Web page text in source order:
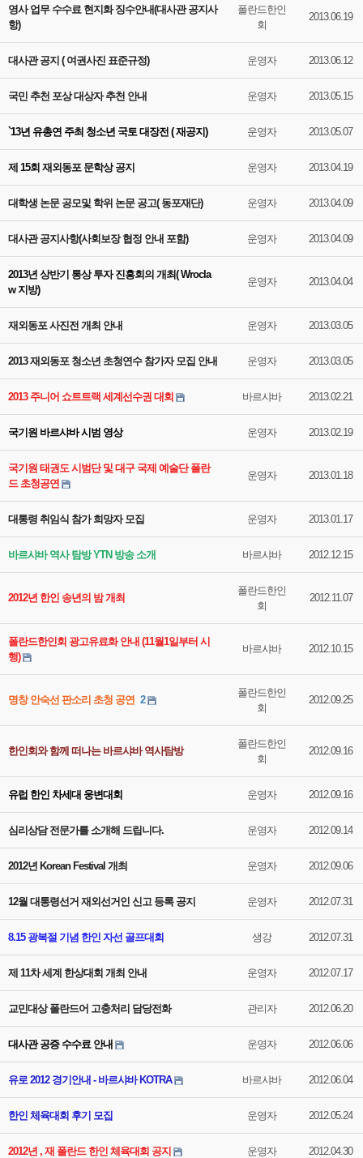
영사 업무 수수료 현지화 징수안내(대사관 공지사
항)
폴란드한인
회
2013.06.19
대사관 공지 ( 여권사진 표준규정) 운영자 2013.06.12
국민 추천 포상 대상자 추천 안내 운영자 2013.05.15
`13년 유총연 주최 청소년 국토 대장전 ( 재공지) 운영자 2013.05.07
제 15회 재외동포 문학상 공지 운영자 2013.04.19
대학생 논문 공모및 학위 논문 공고( 동포재단) 운영자 2013.04.09
대사관 공지사항(사회보장 협정 안내 포함) 운영자 2013.04.09
2013년 상반기 통상 투자 진흥회의 개최( Wrocla
w 지방)
운영자 2013.04.04
재외동포 사진전 개최 안내 운영자 2013.03.05
2013 재외동포 청소년 초청연수 참가자 모집 안내 운영자 2013.03.05
2013 주니어 쇼트트랙 세계선수권 대회 바르샤바 2013.02.21
국기원 바르샤바 시범 영상 운영자 2013.02.19
국기원 태권도 시범단 및 대구 국제 예술단 폴란
드 초청공연
운영자 2013.01.18
대통령 취임식 참가 희망자 모집 운영자 2013.01.17
바르샤바 역사 탐방 YTN 방송 소개 바르샤바 2012.12.15
2012년 한인 송년의 밤 개최
폴란드한인
회
2012.11.07
폴란드한인회 광고유료화 안내 (11월1일부터 시
행)
바르샤바 2012.10.15
명창 안숙선 판소리 초청 공연 2
폴란드한인
회
2012.09.25
한인회와 함께 떠나는 바르샤바 역사탐방
폴란드한인
회
2012.09.16
유럽 한인 차세대 웅변대회 운영자 2012.09.16
심리상담 전문가를 소개해 드립니다. 운영자 2012.09.14
2012년 Korean Festival 개최 운영자 2012.09.06
12월 대통령선거 재외선거인 신고 등록 공지 운영자 2012.07.31
8.15 광복절 기념 한인 자선 골프대회 생강 2012.07.31
제 11차 세계 한상대회 개최 안내 운영자 2012.07.17
교민대상 폴란드어 고충처리 담당전화 관리자 2012.06.20
대사관 공증 수수료 안내 운영자 2012.06.06
유로 2012 경기안내 - 바르샤바 KOTRA 바르샤바 2012.06.04
한인 체육대회 후기 모집 운영자 2012.05.24
2012년 , 재 폴란드 한인 체육대회 공지 운영자 2012.04.30